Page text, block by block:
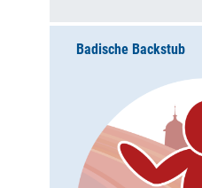
Badische Backstub